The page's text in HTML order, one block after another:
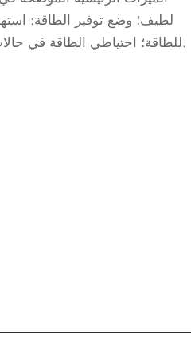
للطاقة؛ احتياطي الطاقة في حالات الطوارئ: يعمل حتى أثناء انقطاع التيار الكهربائي.